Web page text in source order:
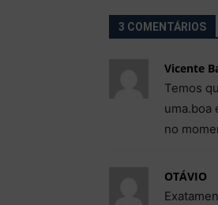
3 COMENTÁRIOS
Vicente
Temos
uma.boa
no
OTÁVIO